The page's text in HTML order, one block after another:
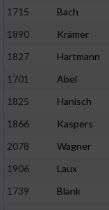
1715
Bach
1890
Krämer
1827
Hartmann
1701
Abel
1825
Hanisch
1866
Kaspers
2078
Wagner
1906
Laux
1739
Blank